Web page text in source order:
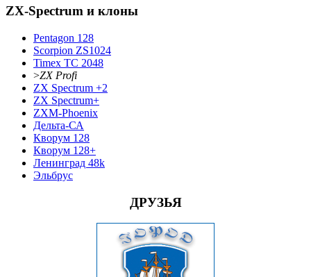
ZX-Spectrum и клоны
Pentagon 128
Scorpion ZS1024
Timex TC 2048
>ZX Profi
ZX Spectrum +2
ZX Spectrum+
ZXM-Phoenix
Дельта-СА
Кворум 128
Кворум 128+
Ленинград 48k
Эльбрус
ДРУЗЬЯ